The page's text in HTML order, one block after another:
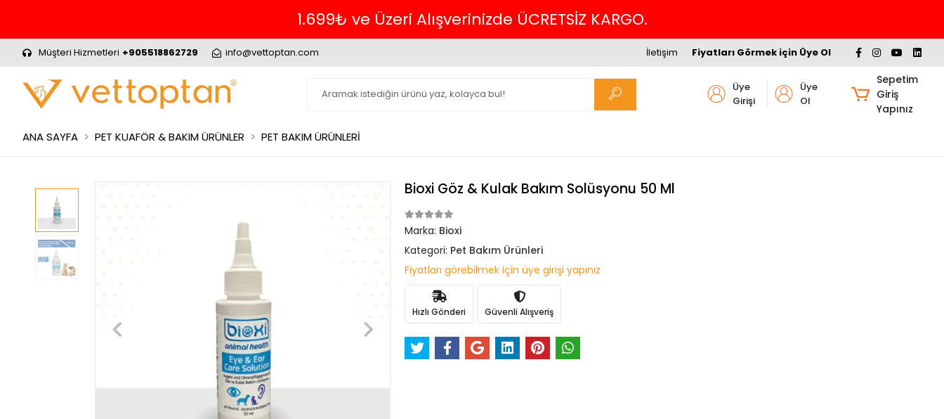
1.699₺ ve Üzeri Alışverinizde ÜCRETSİZ KARGO.
Müşteri Hizmetleri +905518862729 info@vettoptan.com Fiyatları Görmek için Üye Ol
İletişim
Üye
Girişi
Üye
Ol
Sepetim
Giriş
Yapınız
ANA SAYFA PET KUAFÖR & BAKIM ÜRÜNLER PET BAKIM ÜRÜNLERİ
Bioxi Göz & Kulak Bakım Solüsyonu 50 Ml
Marka: Bioxi
Kategori: Pet Bakım Ürünleri
Fiyatları görebilmek için üye girişi yapınız
Hızlı Gönderi Güvenli Alışveriş